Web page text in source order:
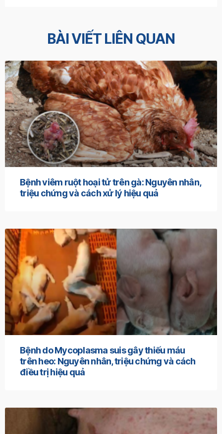
BÀI VIẾT LIÊN QUAN
Bệnh viêm ruột hoại tử trên gà: Nguyên nhân,
triệu chứng và cách xử lý hiệu quả
Bệnh do Mycoplasma suis gây thiếu máu
trên heo: Nguyên nhân, triệu chứng và cách
điều trị hiệu quả